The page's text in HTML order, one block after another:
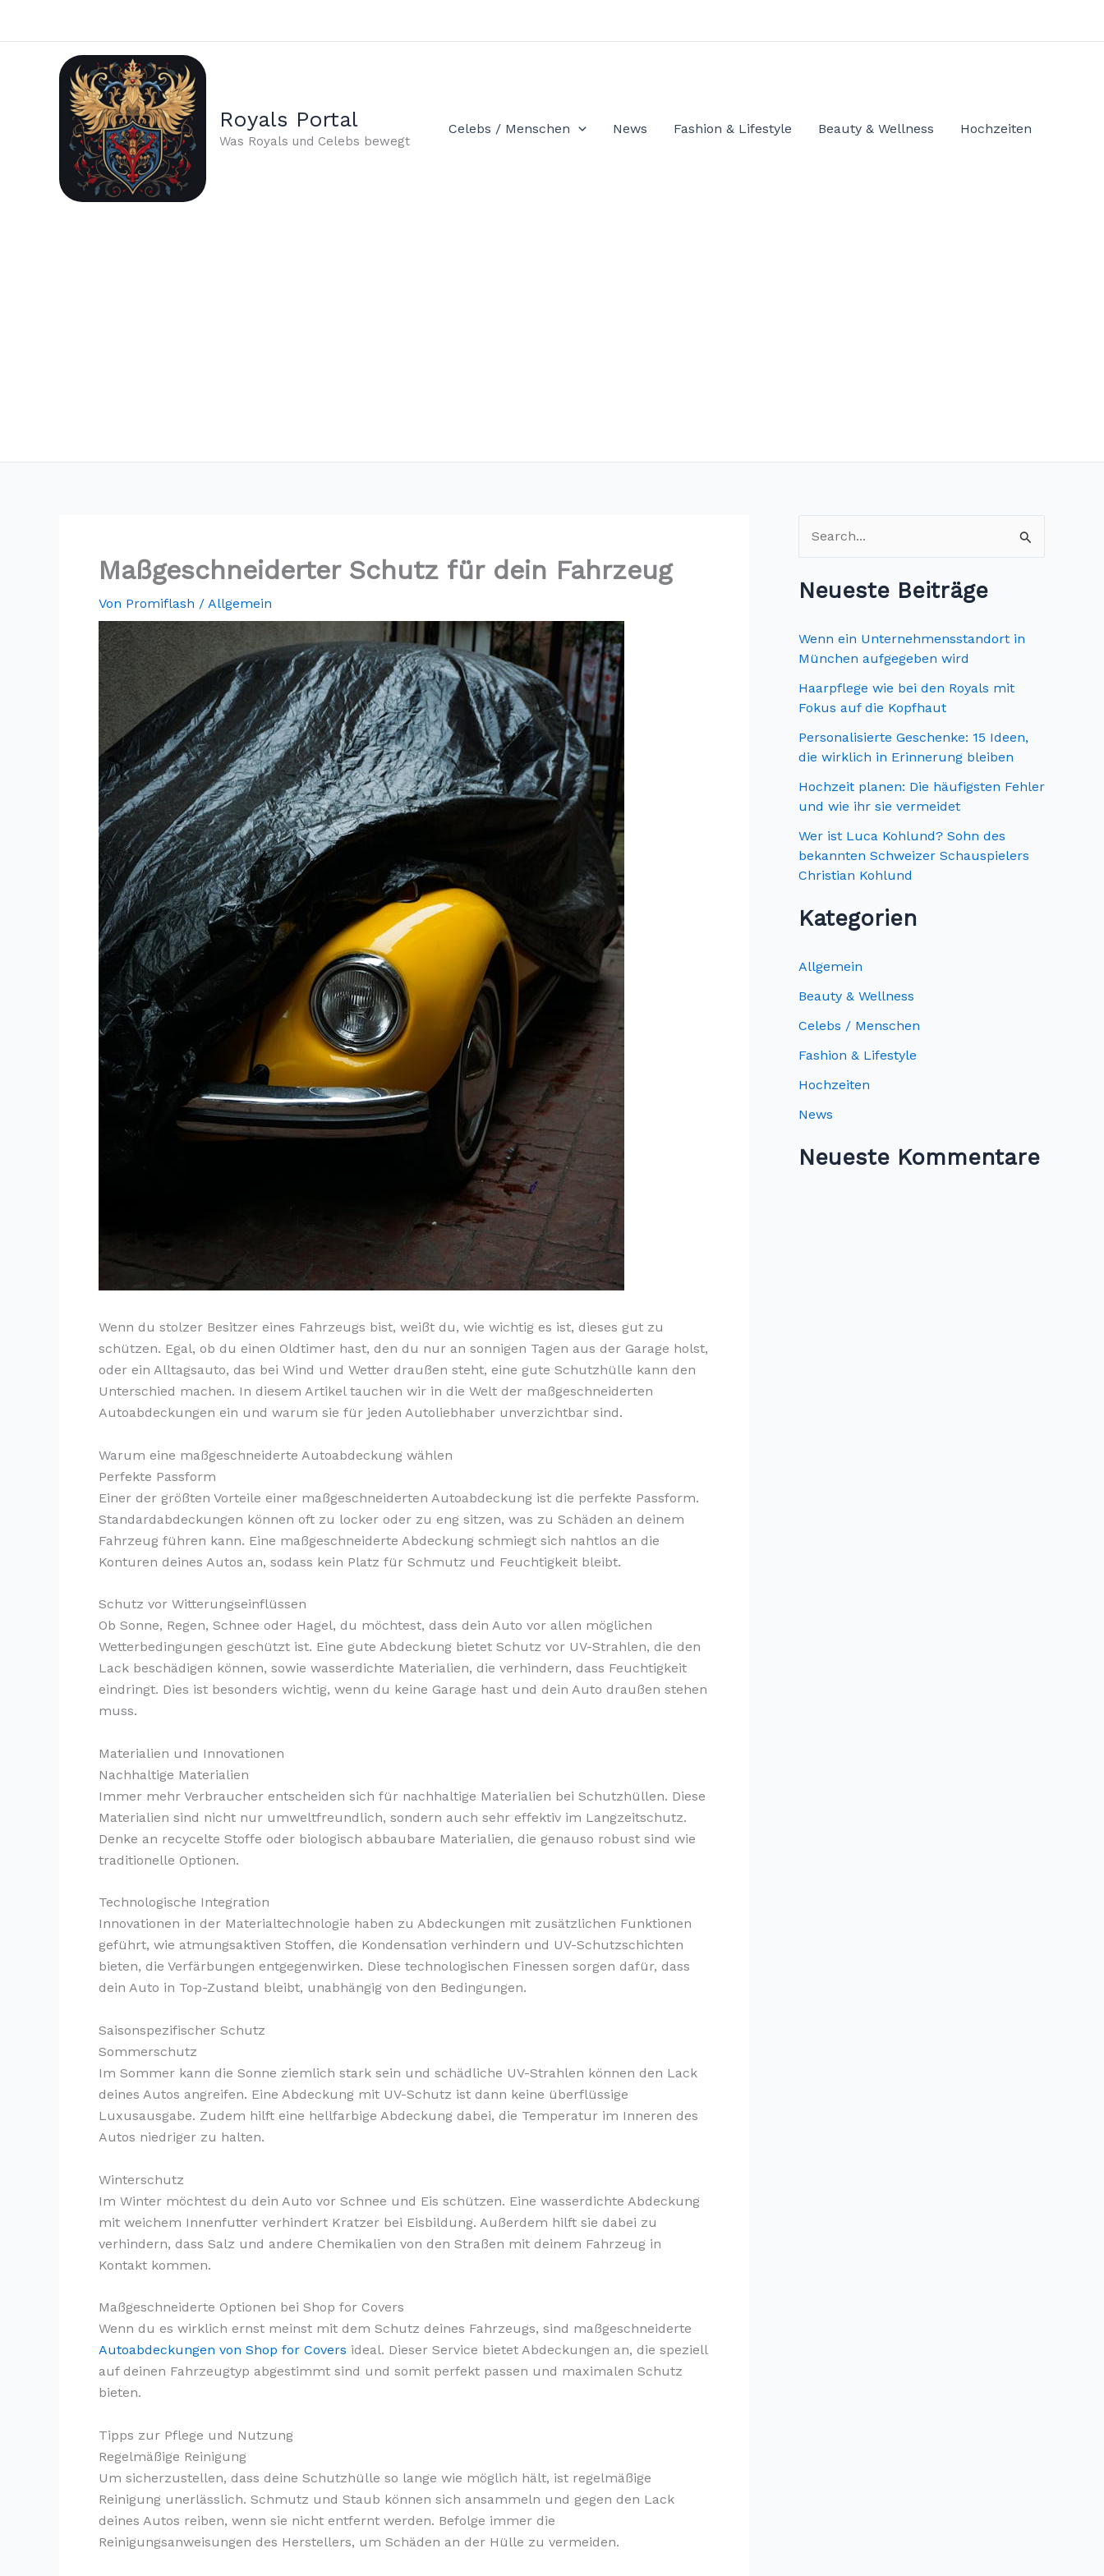
Royals Portal
Was Royals und Celebs bewegt
Celebs / Menschen News Fashion & Lifestyle Beauty & Wellness Hochzeiten
Maßgeschneiderter Schutz für dein Fahrzeug
Von Promiflash / Allgemein
Wenn du stolzer Besitzer eines Fahrzeugs bist, weißt du, wie wichtig es ist, dieses gut zu
schützen. Egal, ob du einen Oldtimer hast, den du nur an sonnigen Tagen aus der Garage holst,
oder ein Alltagsauto, das bei Wind und Wetter draußen steht, eine gute Schutzhülle kann den
Unterschied machen. In diesem Artikel tauchen wir in die Welt der maßgeschneiderten
Autoabdeckungen ein und warum sie für jeden Autoliebhaber unverzichtbar sind.
Warum eine maßgeschneiderte Autoabdeckung wählen
Perfekte Passform
Einer der größten Vorteile einer maßgeschneiderten Autoabdeckung ist die perfekte Passform.
Standardabdeckungen können oft zu locker oder zu eng sitzen, was zu Schäden an deinem
Fahrzeug führen kann. Eine maßgeschneiderte Abdeckung schmiegt sich nahtlos an die
Konturen deines Autos an, sodass kein Platz für Schmutz und Feuchtigkeit bleibt.
Schutz vor Witterungseinflüssen
Ob Sonne, Regen, Schnee oder Hagel, du möchtest, dass dein Auto vor allen möglichen
Wetterbedingungen geschützt ist. Eine gute Abdeckung bietet Schutz vor UV-Strahlen, die den
Lack beschädigen können, sowie wasserdichte Materialien, die verhindern, dass Feuchtigkeit
eindringt. Dies ist besonders wichtig, wenn du keine Garage hast und dein Auto draußen stehen
muss.
Materialien und Innovationen
Nachhaltige Materialien
Immer mehr Verbraucher entscheiden sich für nachhaltige Materialien bei Schutzhüllen. Diese
Materialien sind nicht nur umweltfreundlich, sondern auch sehr effektiv im Langzeitschutz.
Denke an recycelte Stoffe oder biologisch abbaubare Materialien, die genauso robust sind wie
traditionelle Optionen.
Technologische Integration
Innovationen in der Materialtechnologie haben zu Abdeckungen mit zusätzlichen Funktionen
geführt, wie atmungsaktiven Stoffen, die Kondensation verhindern und UV-Schutzschichten
bieten, die Verfärbungen entgegenwirken. Diese technologischen Finessen sorgen dafür, dass
dein Auto in Top-Zustand bleibt, unabhängig von den Bedingungen.
Saisonspezifischer Schutz
Sommerschutz
Im Sommer kann die Sonne ziemlich stark sein und schädliche UV-Strahlen können den Lack
deines Autos angreifen. Eine Abdeckung mit UV-Schutz ist dann keine überflüssige
Luxusausgabe. Zudem hilft eine hellfarbige Abdeckung dabei, die Temperatur im Inneren des
Autos niedriger zu halten.
Winterschutz
Im Winter möchtest du dein Auto vor Schnee und Eis schützen. Eine wasserdichte Abdeckung
mit weichem Innenfutter verhindert Kratzer bei Eisbildung. Außerdem hilft sie dabei zu
verhindern, dass Salz und andere Chemikalien von den Straßen mit deinem Fahrzeug in
Kontakt kommen.
Maßgeschneiderte Optionen bei Shop for Covers
Wenn du es wirklich ernst meinst mit dem Schutz deines Fahrzeugs, sind maßgeschneiderte
Autoabdeckungen von Shop for Covers ideal. Dieser Service bietet Abdeckungen an, die speziell
auf deinen Fahrzeugtyp abgestimmt sind und somit perfekt passen und maximalen Schutz
bieten.
Tipps zur Pflege und Nutzung
Regelmäßige Reinigung
Um sicherzustellen, dass deine Schutzhülle so lange wie möglich hält, ist regelmäßige
Reinigung unerlässlich. Schmutz und Staub können sich ansammeln und gegen den Lack
deines Autos reiben, wenn sie nicht entfernt werden. Befolge immer die
Reinigungsanweisungen des Herstellers, um Schäden an der Hülle zu vermeiden.
u
c
e
n
n
a
c
h
:
Neueste Beiträge
Wenn ein Unternehmensstandort in
München aufgegeben wird
Haarpflege wie bei den Royals mit
Fokus auf die Kopfhaut
Personalisierte Geschenke: 15 Ideen,
die wirklich in Erinnerung bleiben
Hochzeit planen: Die häufigsten Fehler
und wie ihr sie vermeidet
Wer ist Luca Kohlund? Sohn des
bekannten Schweizer Schauspielers
Christian Kohlund
Kategorien
Allgemein
Beauty & Wellness
Celebs / Menschen
Fashion & Lifestyle
Hochzeiten
News
Neueste Kommentare